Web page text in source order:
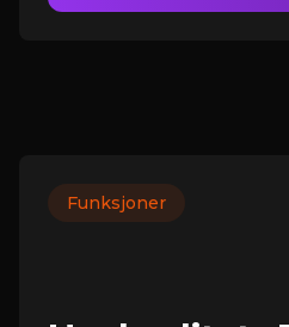
Funksjoner